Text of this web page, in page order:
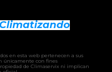
Climatizando
en esta web pertenecen a sus
únicamente con fines
de Climaservix ni implican